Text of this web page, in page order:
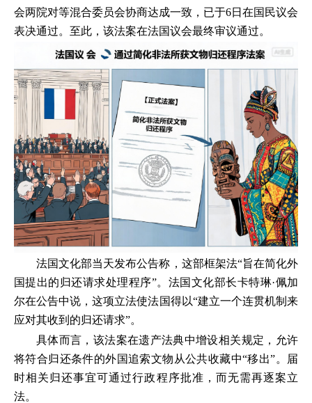
会两院对等混合委员会协商达成一致，已于6日在国民议会
表决通过。至此，该法案在法国议会最终审议通过。
法国文化部当天发布公告称，这部框架法“旨在简化外
国提出的归还请求处理程序”。法国文化部长卡特琳·佩加
尔在公告中说，这项立法使法国得以“建立一个连贯机制来
应对其收到的归还请求”。
具体而言，该法案在遗产法典中增设相关规定，允许
将符合归还条件的外国追索文物从公共收藏中“移出”。届
时相关归还事宜可通过行政程序批准，而无需再逐案立
法。